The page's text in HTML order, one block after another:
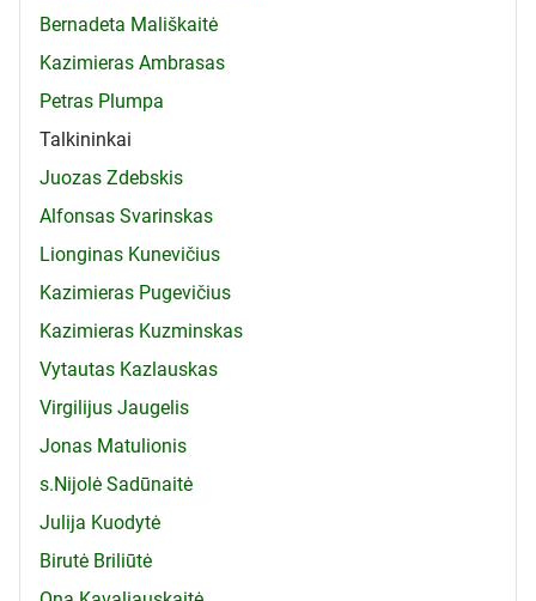
Bernadeta Mališkaitė
Kazimieras Ambrasas
Petras Plumpa
Talkininkai
Juozas Zdebskis
Alfonsas Svarinskas
Lionginas Kunevičius
Kazimieras Pugevičius
Kazimieras Kuzminskas
Vytautas Kazlauskas
Virgilijus Jaugelis
Jonas Matulionis
s.Nijolė Sadūnaitė
Julija Kuodytė
Birutė Briliūtė